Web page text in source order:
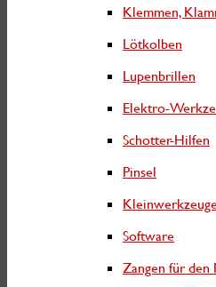
Klemmen,
Lötkolben
Lupenbrillen
Elektro-
Schotter-Hilfen
Pinsel
Software
Zangen für den